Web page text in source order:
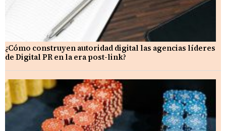
¿Cómo construyen autoridad digital las agencias líderes
de Digital PR en la era post-link?